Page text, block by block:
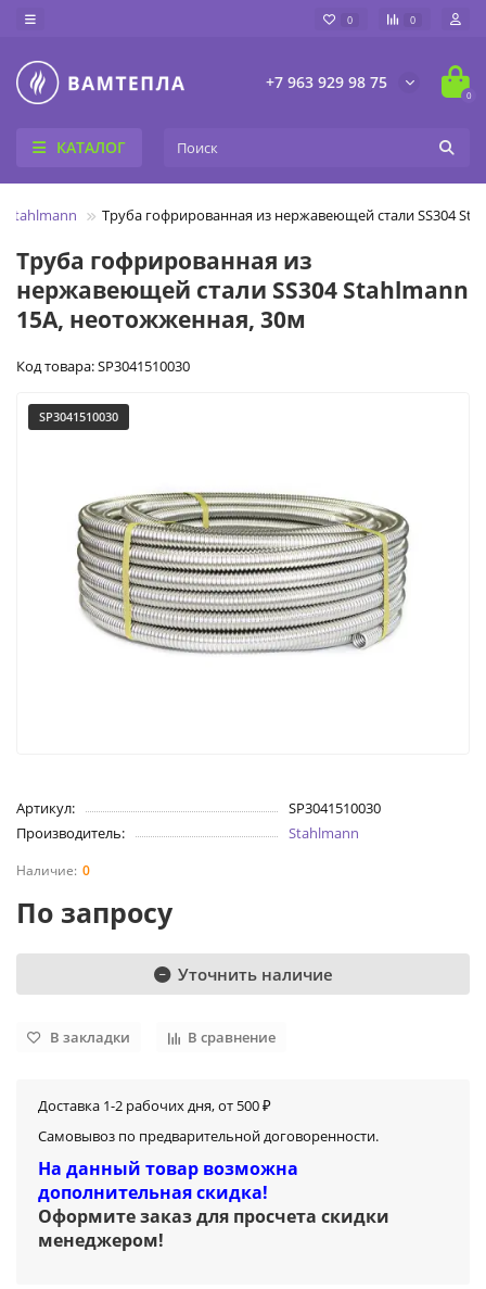
0 0
+7 963 929 98 75
0
КАТАЛОГ
Stahlmann Труба гофрированная из нержавеющей стали SS304
Труба гофрированная из
нержавеющей стали SS304 Stahlmann
15А, неотожженная, 30м
Код товара: SP3041510030
SP3041510030
Артикул:
SP3041510030
Производитель:
Stahlmann
0
По запросу
Уточнить наличие
В закладки В сравнение
Доставка 1-2 рабочих дня, от 500 ₽
Самовывоз по предварительной договоренности.
На данный товар возможна
дополнительная скидка!
Оформите заказ для просчета скидки
менеджером!